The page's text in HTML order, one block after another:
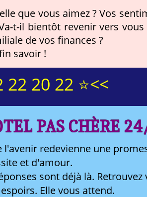
que vous aimez ? Vos
t-il bientôt revenir vers vous
de vos finances ?
savoir !
22 20 22 ⭐<<
PAS CHÈRE
l'avenir redevienne une
et d'amour.
sont déjà là.
Elle vous attend.